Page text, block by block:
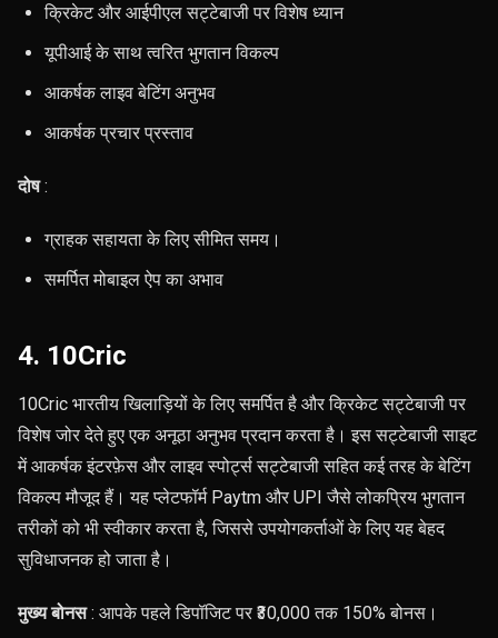
क्रिकेट और आईपीएल सट्टेबाजी पर विशेष ध्यान
यूपीआई के साथ त्वरित भुगतान विकल्प
आकर्षक लाइव बेटिंग अनुभव
आकर्षक प्रचार प्रस्ताव
दोष:
ग्राहक सहायता के लिए सीमित समय।
समर्पित मोबाइल ऐप का अभाव
4. 10Cric
10Cric भारतीय खिलाड़ियों के लिए समर्पित है और क्रिकेट सट्टेबाजी पर
विशेष जोर देते हुए एक अनूठा अनुभव प्रदान करता है। इस सट्टेबाजी साइट
में आकर्षक इंटरफ़ेस और लाइव स्पोर्ट्स सट्टेबाजी सहित कई तरह के बेटिंग
विकल्प मौजूद हैं। यह प्लेटफॉर्म Paytm और UPI जैसे लोकप्रिय भुगतान
तरीकों को भी स्वीकार करता है, जिससे उपयोगकर्ताओं के लिए यह बेहद
सुविधाजनक हो जाता है।
मुख्य बोनस: आपके पहले डिपॉजिट पर ₹30,000 तक 150% बोनस।